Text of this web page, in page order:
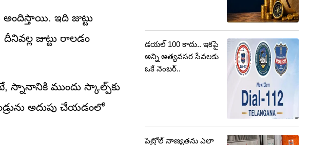
అందిస్తాయి. ఇది జుట్టు
జుట్టు రాలడం
స్నానానికి ముందు స్కాల్ప్‌కు
అదుపు చేయడంలో
డయల్ 100 కాదు.. ఇకపై
అన్ని అత్యవసర సేవలకు
ఒకే నెంబర్‌..
పెట్రోల్‌ నాణ్యతను ఎలా